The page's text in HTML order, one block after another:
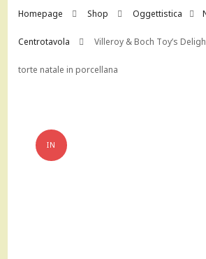
Homepage Shop Oggettistica
Centrotavola Villeroy & Boch Toy’s
torte natale in porcellana
IN